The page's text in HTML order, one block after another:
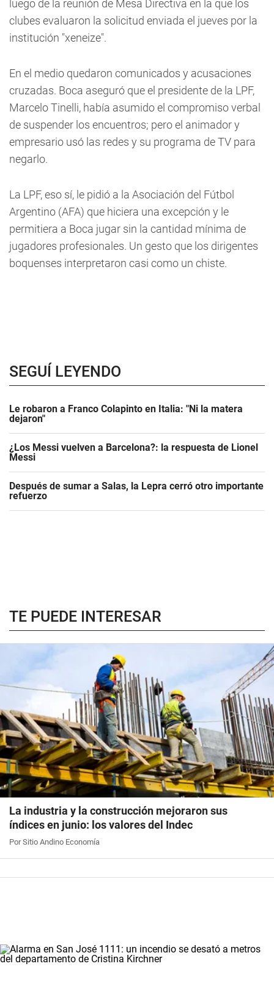
luego de la reunión de Mesa Directiva en la que los
clubes evaluaron la solicitud enviada el jueves por la
institución "xeneize".
En el medio quedaron comunicados y acusaciones
cruzadas. Boca aseguró que el presidente de la LPF,
Marcelo Tinelli, había asumido el compromiso verbal
de suspender los encuentros; pero el animador y
empresario usó las redes y su programa de TV para
negarlo.
La LPF, eso sí, le pidió a la Asociación del Fútbol
Argentino (AFA) que hiciera una excepción y le
permitiera a Boca jugar sin la cantidad mínima de
jugadores profesionales. Un gesto que los dirigentes
boquenses interpretaron casi como un chiste.
SEGUÍ LEYENDO
Le robaron a Franco Colapinto en Italia: "Ni la matera
dejaron"
¿Los Messi vuelven a Barcelona?: la respuesta de Lionel
Messi
Después de sumar a Salas, la Lepra cerró otro importante
refuerzo
TE PUEDE INTERESAR
La industria y la construcción mejoraron sus
índices en junio: los valores del Indec
Por Sitio Andino Economía